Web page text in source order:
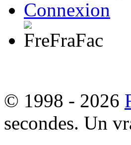
Connexion
© 1998 - 2026
secondes. Un